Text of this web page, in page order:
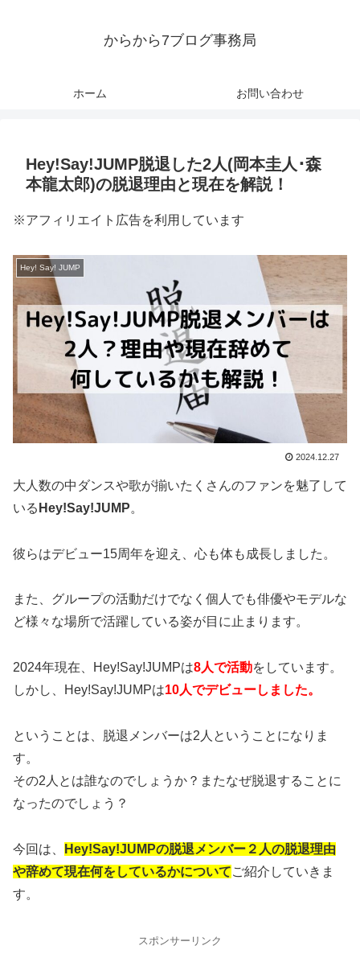
からから7ブログ事務局
ホーム お問い合わせ
Hey!Say!JUMP脱退した2人(岡本圭人･森
本龍太郎)の脱退理由と現在を解説！
※アフィリエイト広告を利用しています
Hey! Say! JUMP
2024.12.27
大人数の中ダンスや歌が揃いたくさんのファンを魅了して
いる Hey!Say!JUMP。
彼らはデビュー15周年を迎え、心も体も成長しました。
また、グループの活動だけでなく個人でも俳優やモデルな
ど様々な場所で活躍している姿が目に止まります。
2024年現在、Hey!Say!JUMPは8人で活動をしています。
しかし、Hey!Say!JUMPは10人でデビューしました。
ということは、脱退メンバーは2人ということになりま
す。
その2人とは誰なのでしょうか？またなぜ脱退することに
なったのでしょう？
今回は、
Hey!Say!JUMPの脱退メンバー２人の脱退理由
や辞めて現在何をしているかについてご紹介していきま
す。
スポンサーリンク